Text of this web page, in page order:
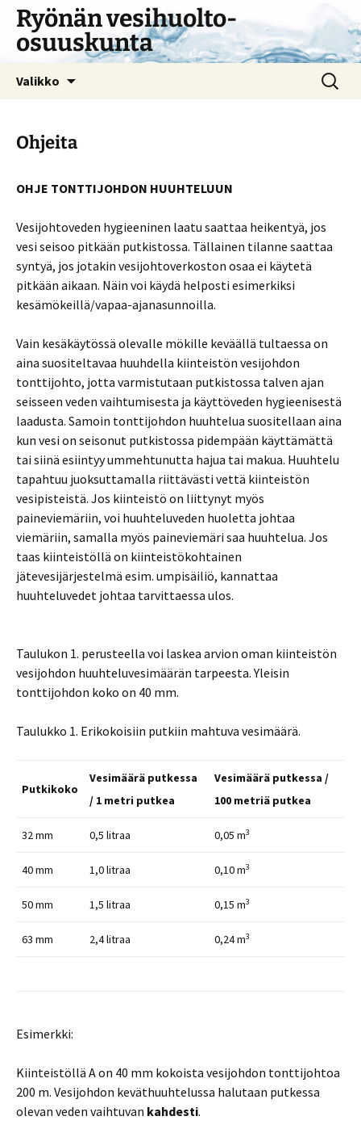
Siirry
sisältöön
Ryönän vesihuolto-
osuuskunta
Valikko Haku:
Ohjeita
OHJE TONTTIJOHDON HUUHTELUUN
Vesijohtoveden hygieeninen laatu saattaa heikentyä, jos
vesi seisoo pitkään putkistossa. Tällainen tilanne saattaa
syntyä, jos jotakin vesijohtoverkoston osaa ei käytetä
pitkään aikaan. Näin voi käydä helposti esimerkiksi
kesämökeillä/vapaa-ajanasunnoilla.
Vain kesäkäytössä olevalle mökille keväällä tultaessa on
aina suositeltavaa huuhdella kiinteistön vesijohdon
tonttijohto, jotta varmistutaan putkistossa talven ajan
seisseen veden vaihtumisesta ja käyttöveden hygieenisestä
laadusta. Samoin tonttijohdon huuhtelua suositellaan aina
kun vesi on seisonut putkistossa pidempään käyttämättä
tai siinä esiintyy ummehtunutta hajua tai makua. Huuhtelu
tapahtuu juoksuttamalla riittävästi vettä kiinteistön
vesipisteistä. Jos kiinteistö on liittynyt myös
paineviemäriin, voi huuhteluveden huoletta johtaa
viemäriin, samalla myös paineviemäri saa huuhtelua. Jos
taas kiinteistöllä on kiinteistökohtainen
jätevesijärjestelmä esim. umpisäiliö, kannattaa
huuhteluvedet johtaa tarvittaessa ulos.
Taulukon 1. perusteella voi laskea arvion oman kiinteistön
vesijohdon huuhteluvesimäärän tarpeesta. Yleisin
tonttijohdon koko on 40 mm.
Taulukko 1. Erikokoisiin putkiin mahtuva vesimäärä.
Putkikoko
Vesimäärä putkessa
/ 1 metri putkea
Vesimäärä putkessa /
100 metriä putkea
32 mm 0,5 litraa 0,05 m3
40 mm 1,0 litraa 0,10 m3
50 mm 1,5 litraa 0,15 m3
63 mm 2,4 litraa 0,24 m3
Esimerkki:
Kiinteistöllä A on 40 mm kokoista vesijohdon tonttijohtoa
200 m. Vesijohdon keväthuuhtelussa halutaan putkessa
olevan veden vaihtuvan kahdesti.